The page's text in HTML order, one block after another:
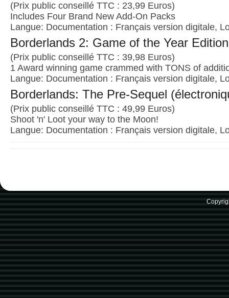
(Prix public conseillé TTC : 23,99 Euros)
Includes Four Brand New Add-On Packs
Langue: Documentation : Français version digitale,
Borderlands 2: Game of the Year
(Prix public conseillé TTC : 39,98 Euros)
1 Award winning game crammed with TONS of
Langue: Documentation : Français version digitale,
Borderlands: The Pre-Sequel
(Prix public conseillé TTC : 49,99 Euros)
Shoot 'n' Loot your way to the Moon!
Langue: Documentation : Français version digitale,